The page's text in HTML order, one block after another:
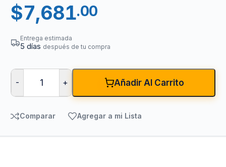
$7,681.00
Entrega estimada
5 días después de tu compra
- + Añadir Al Carrito
Comparar Agregar a mi Lista